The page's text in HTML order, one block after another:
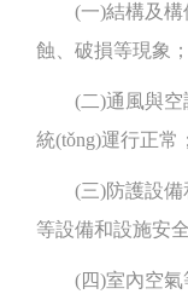
(一)結構及構件
蝕、破損等現象；
(二)通風與空調、
統(tǒng)運行正常；
(三)防護設備和設
等設備和設施安全可
(四)室內空氣等